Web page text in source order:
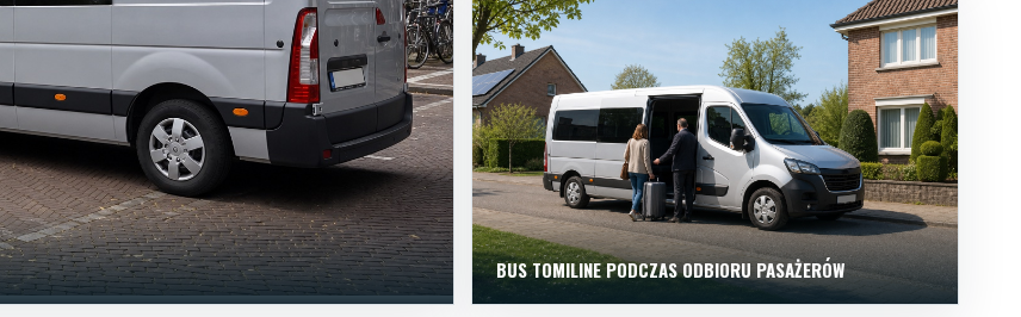
BUS TOMILINE PODCZAS ODBIORU PASAŻERÓW